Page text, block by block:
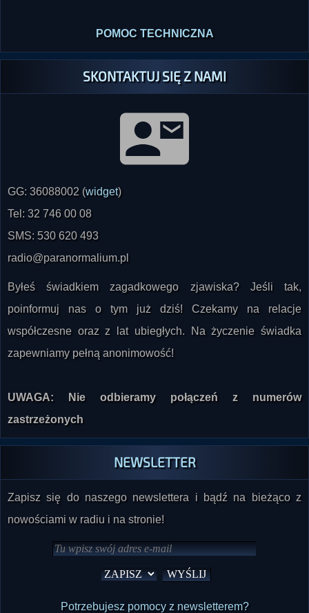
POMOC TECHNICZNA
SKONTAKTUJ SIĘ Z NAMI
GG: 36088002 (widget)
Tel: 32 746 00 08
SMS: 530 620 493
radio@paranormalium.pl
Byłeś świadkiem zagadkowego zjawiska? Jeśli tak,
poinformuj nas o tym już dziś! Czekamy na relacje
współczesne oraz z lat ubiegłych. Na życzenie świadka
zapewniamy pełną anonimowość!
UWAGA: Nie odbieramy połączeń z numerów
zastrzeżonych
NEWSLETTER
Zapisz się do naszego newslettera i bądź na bieżąco z
nowościami w radiu i na stronie!
Potrzebujesz pomocy z newsletterem?